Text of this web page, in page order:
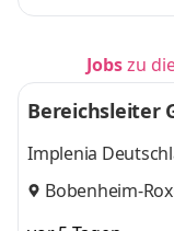
Jobszu
Bereichsleiter
Implenia
Bobenheim-